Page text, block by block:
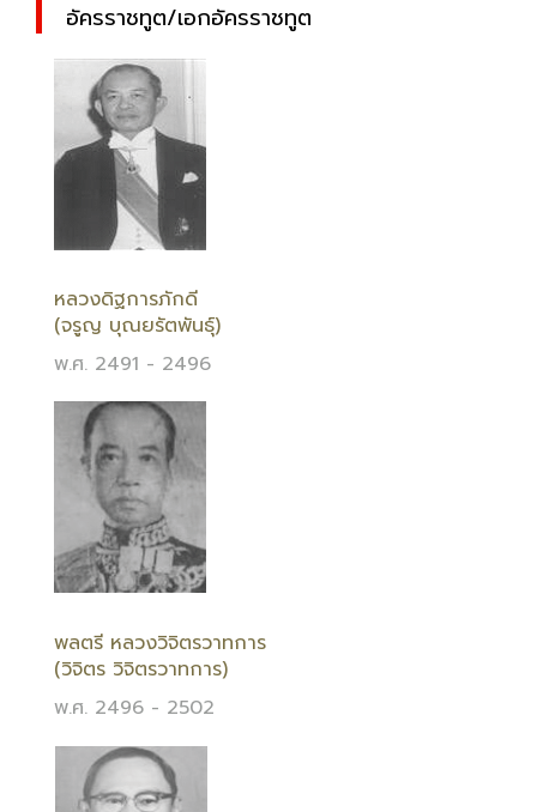
อัครราชทูต/เอกอัครราชทูต
หลวงดิฐการภักดี
(จรูญ บุณยรัตพันธุ์)
พ.ศ. 2491 - 2496
พลตรี หลวงวิจิตรวาทการ
(วิจิตร วิจิตรวาทการ)
พ.ศ. 2496 - 2502